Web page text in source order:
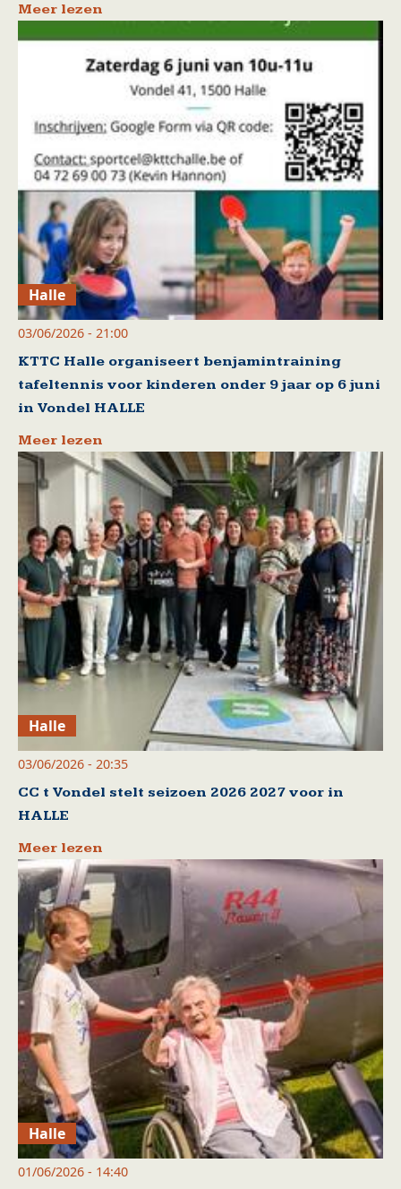
Meer lezen
Halle
03/06/2026 - 21:00
KTTC Halle organiseert benjamintraining
tafeltennis voor kinderen onder 9 jaar op 6 juni
in Vondel HALLE
Meer lezen
Halle
03/06/2026 - 20:35
CC t Vondel stelt seizoen 2026 2027 voor in
HALLE
Meer lezen
Halle
01/06/2026 - 14:40